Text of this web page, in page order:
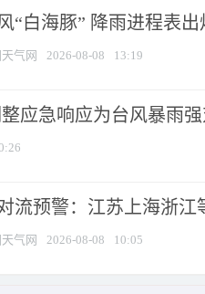
“白海豚” 降雨进程表
气网 2026-08-08 13:19
应急响应为台风暴雨
流预警：江苏上海浙江
气网 2026-08-08 10:05